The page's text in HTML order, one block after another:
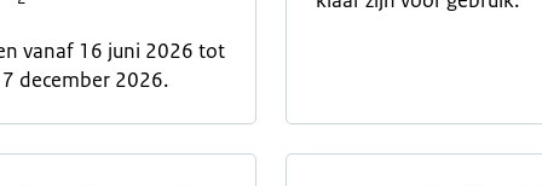
vanaf 16 juni 2026 tot
december 2026.